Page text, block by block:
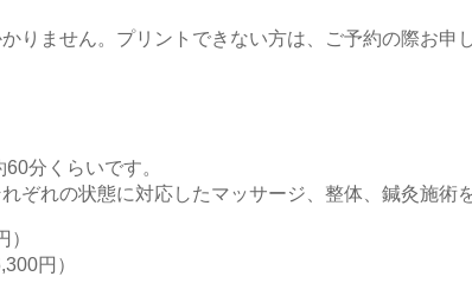
りません。プリントできない方は、ご予約の際お申
分くらいです。
ぞれの状態に対応したマッサージ、整体、鍼灸施術
円）